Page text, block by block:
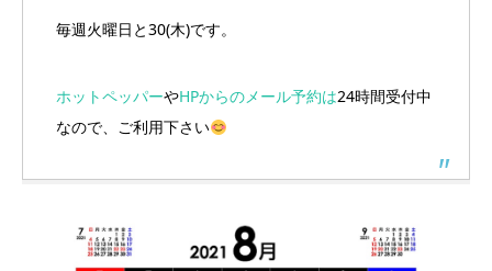
毎週火曜日と30(木)です。
ホットペッパーやHPからのメール予約は24時間受付中
なので、ご利用下さい